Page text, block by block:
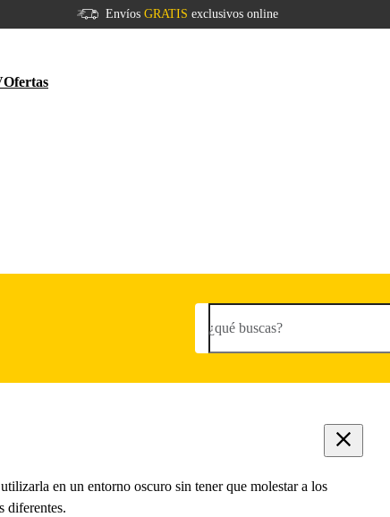
Envíos GRATIS exclusivos online
Ofertas
¿qué buscas?
en un entorno oscuro sin tener que molestar a los
diferentes.